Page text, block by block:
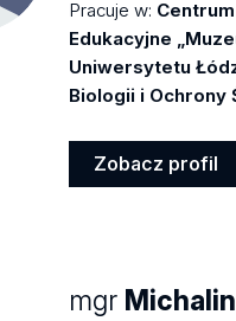
Pracuje w:
Edukacyjne
Uniwersytetu
Biologii i Ochrony
Zobacz profil
mgr